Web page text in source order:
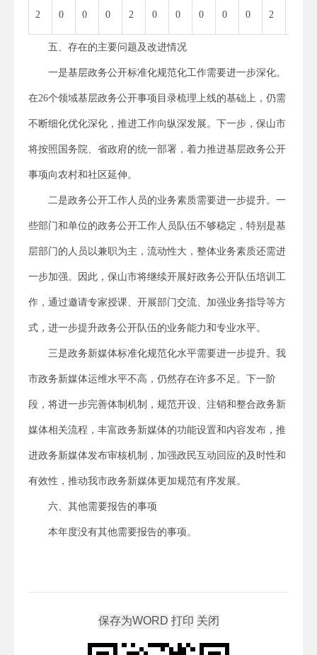
2 0 0 0 2 0 0 0 0 0 2
五、存在的主要问题及改进情况
一是基层政务公开标准化规范化工作需要进一步深化。
在26个领域基层政务公开事项目录梳理上线的基础上，仍需
不断细化优化深化，推进工作向纵深发展。下一步，保山市
将按照国务院、省政府的统一部署，着力推进基层政务公开
事项向农村和社区延伸。
二是政务公开工作人员的业务素质需要进一步提升。一
些部门和单位的政务公开工作人员队伍不够稳定，特别是基
层部门的人员以兼职为主，流动性大，整体业务素质还需进
一步加强。因此，保山市将继续开展好政务公开队伍培训工
作，通过邀请专家授课、开展部门交流、加强业务指导等方
式，进一步提升政务公开队伍的业务能力和专业水平。
三是政务新媒体标准化规范化水平需要进一步提升。我
市政务新媒体运维水平不高，仍然存在许多不足。下一阶
段，将进一步完善体制机制，规范开设、注销和整合政务新
媒体相关流程，丰富政务新媒体的功能设置和内容发布，推
进政务新媒体发布审核机制，加强政民互动回应的及时性和
有效性，推动我市政务新媒体更加规范有序发展。
六、其他需要报告的事项
本年度没有其他需要报告的事项。